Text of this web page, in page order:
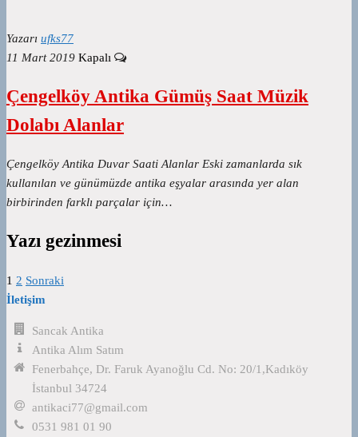
Yazarı ufks77
11 Mart 2019 Kapalı
Çengelköy Antika Gümüş Saat Müzik
Dolabı Alanlar
Çengelköy Antika Duvar Saati Alanlar Eski zamanlarda sık
kullanılan ve günümüzde antika eşyalar arasında yer alan
birbirinden farklı parçalar için…
Yazı gezinmesi
1 2 Sonraki
İletişim
Sancak Antika
Antika Alım Satım
Fenerbahçe, Dr. Faruk Ayanoğlu Cd. No: 20/1,Kadıköy
İstanbul 34724
antikaci77@gmail.com
0531 981 01 90